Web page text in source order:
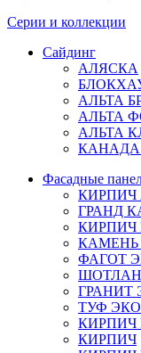
Серии и коллекции
Сайдинг
АЛЯСКА
АЛЬТА
АЛЬТА
АЛЬТА
Фасадные
КИРПИЧ
ГРАНД
КИРПИЧ
ФАГОТ
ГРАНИТ
ТУФ ЭКО
КИРПИЧ
КИРПИЧ